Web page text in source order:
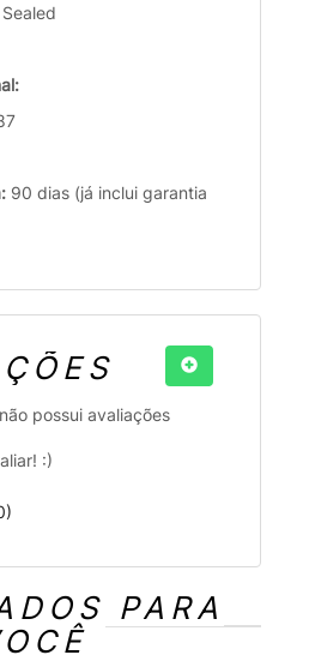
90 dias (já inclui garantia
possui avaliações
:)
)
PARA